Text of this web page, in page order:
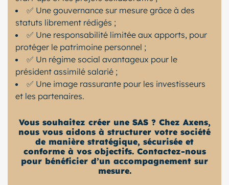
✅ Une gouvernance sur mesure grâce à des
statuts librement rédigés ;
✅ Une responsabilité limitée aux apports, pour
protéger le patrimoine personnel ;
✅ Un régime social avantageux pour le
président assimilé salarié ;
✅ Une image rassurante pour les investisseurs
et les partenaires.
Vous souhaitez créer une SAS ? Chez Axens,
nous vous aidons à structurer votre société
de manière stratégique, sécurisée et
conforme à vos objectifs. Contactez-nous
pour bénéficier d’un accompagnement sur
mesure.